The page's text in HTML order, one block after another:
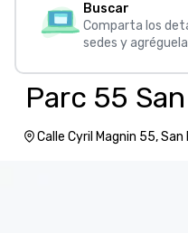
Buscar
Comparta los
sedes y
Parc 55
Calle Cyril Magnin 55,